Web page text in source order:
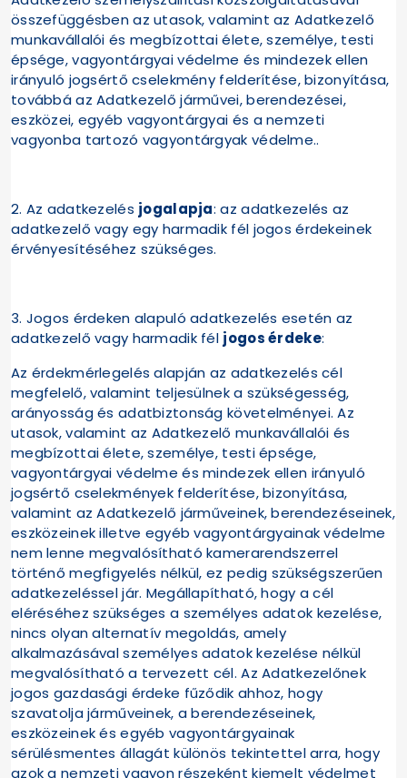
összefüggésben az utasok, valamint az Adatkezelő
munkavállalói és megbízottai élete, személye, testi
épsége, vagyontárgyai védelme és mindezek ellen
irányuló jogsértő cselekmény felderítése, bizonyítása,
továbbá az Adatkezelő járművei, berendezései,
eszközei, egyéb vagyontárgyai és a nemzeti
vagyonba tartozó vagyontárgyak védelme..
2. Az adatkezelés jogalapja: az adatkezelés az
adatkezelő vagy egy harmadik fél jogos érdekeinek
érvényesítéséhez szükséges.
3. Jogos érdeken alapuló adatkezelés esetén az
adatkezelő vagy harmadik fél jogos érdeke:
Az érdekmérlegelés alapján az adatkezelés cél
megfelelő, valamint teljesülnek a szükségesség,
arányosság és adatbiztonság követelményei. Az
utasok, valamint az Adatkezelő munkavállalói és
megbízottai élete, személye, testi épsége,
vagyontárgyai védelme és mindezek ellen irányuló
jogsértő cselekmények felderítése, bizonyítása,
valamint az Adatkezelő járműveinek, berendezéseinek,
eszközeinek illetve egyéb vagyontárgyainak védelme
nem lenne megvalósítható kamerarendszerrel
történő megfigyelés nélkül, ez pedig szükségszerűen
adatkezeléssel jár. Megállapítható, hogy a cél
eléréséhez szükséges a személyes adatok kezelése,
nincs olyan alternatív megoldás, amely
alkalmazásával személyes adatok kezelése nélkül
megvalósítható a tervezett cél. Az Adatkezelőnek
jogos gazdasági érdeke fűződik ahhoz, hogy
szavatolja járműveinek, a berendezéseinek,
eszközeinek és egyéb vagyontárgyainak
sérülésmentes állagát különös tekintettel arra, hogy
azok a nemzeti vagyon részeként kiemelt védelmet